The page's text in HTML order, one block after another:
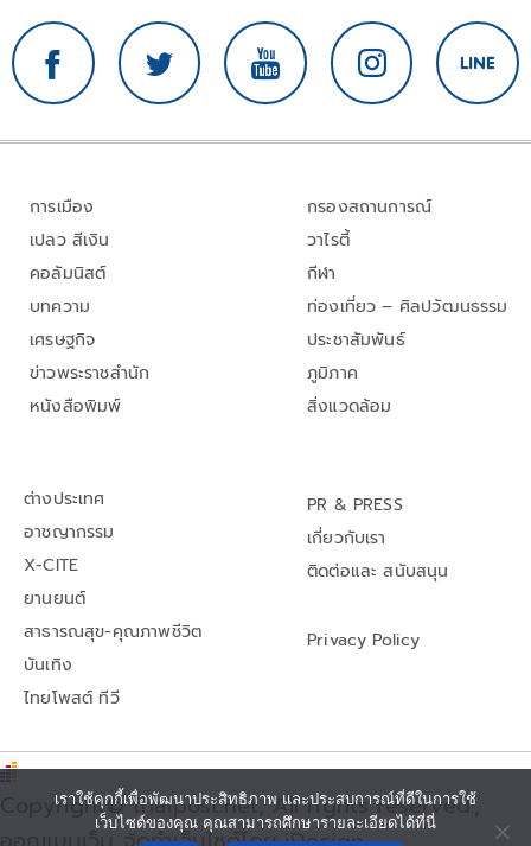
การเมือง
เปลว สีเงิน
คอลัมนิสต์
บทความ
เศรษฐกิจ
ข่าวพระราชสำนัก
หนังสือพิมพ์
กรองสถานการณ์
วาไรตี้
กีฬา
ท่องเที่ยว – ศิลปวัฒนธรรม
ประชาสัมพันธ์
ภูมิภาค
สิ่งแวดล้อม
ต่างประเทศ
อาชญากรรม
X-CITE
ยานยนต์
สาธารณสุข-คุณภาพชีวิต
บันเทิง
ไทยโพสต์ ทีวี
PR & PRESS
เกี่ยวกับเรา
ติดต่อและ สนับสนุน
Privacy Policy
Copyright© thaipost.net, All rights reserved.,
เราใช้คุกกี้เพื่อพัฒนาประสิทธิภาพ และประสบการณ์ที่ดีในการใช้
เว็บไซต์ของคุณ คุณสามารถศึกษารายละเอียดได้ที่นี่